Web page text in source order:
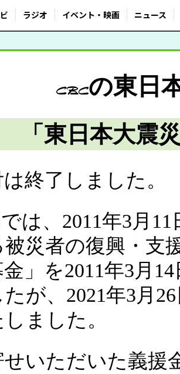
ラジオ イベント・映画 ニュース
の東日
「東日本大震
終了しました。
は、2011年3月
被災者の復興・支
」を2011年3月
たが、2021年3月
ました。
せいただいた義援